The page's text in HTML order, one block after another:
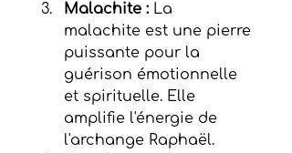
Malachite : La
malachite est une pierre
puissante pour la
guérison émotionnelle
et spirituelle. Elle
amplifie l'énergie de
l'archange Raphaël.